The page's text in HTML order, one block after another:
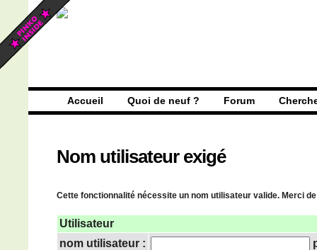
Accueil Quoi de neuf ? Forum
Nom utilisateur exigé
Cette fonctionnalité nécessite un nom utilisateur valide. Merci
Utilisateur
nom utilisateur :